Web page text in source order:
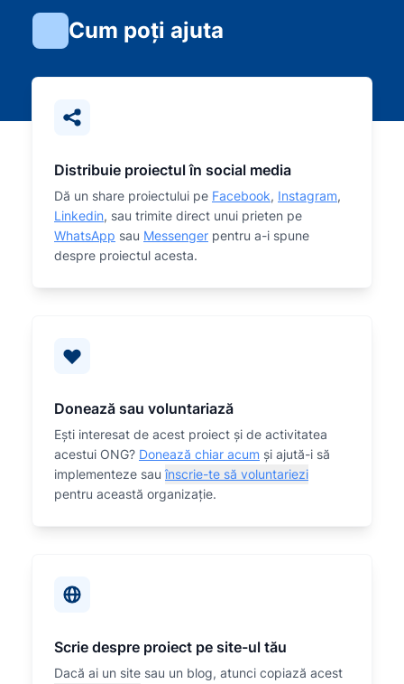
Cum poți ajuta
Distribuie proiectul în social media
Dă un share proiectului pe Facebook, Instagram,
Linkedin, sau trimite direct unui prieten pe
WhatsApp sau Messenger pentru a-i spune
despre proiectul acesta.
Donează sau voluntariază
Eşti interesat de acest proiect și de activitatea
acestui ONG? Donează chiar acum și ajută-i să
implementeze sauînscrie-te să voluntariezi
pentru această organizaţie.
Scrie despre proiect pe site-ul tău
Dacă ai un site sau un blog, atunci copiază acest